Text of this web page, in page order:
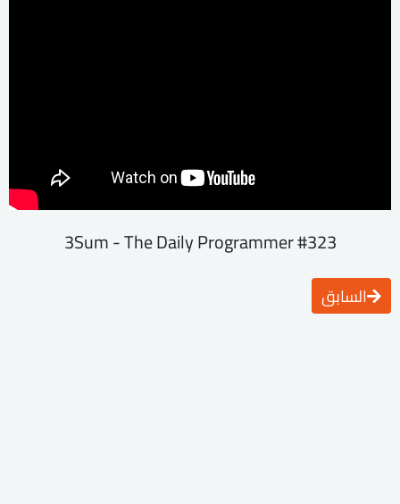
3Sum - The Daily Programmer #323
السابق